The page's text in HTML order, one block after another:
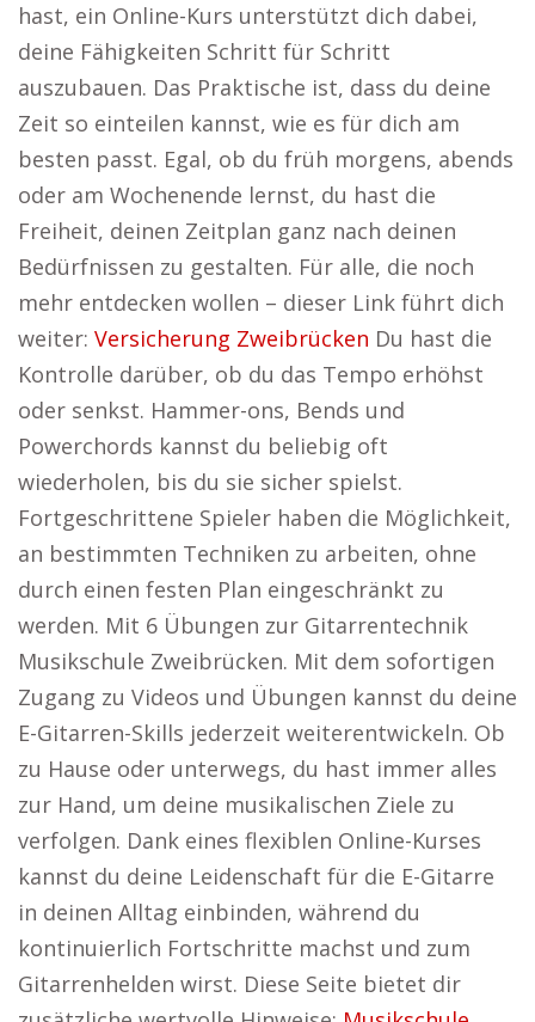
hast, ein Online-Kurs unterstützt dich dabei,
deine Fähigkeiten Schritt für Schritt
auszubauen. Das Praktische ist, dass du deine
Zeit so einteilen kannst, wie es für dich am
besten passt. Egal, ob du früh morgens, abends
oder am Wochenende lernst, du hast die
Freiheit, deinen Zeitplan ganz nach deinen
Bedürfnissen zu gestalten. Für alle, die noch
mehr entdecken wollen – dieser Link führt dich
weiter: Versicherung Zweibrücken Du hast die
Kontrolle darüber, ob du das Tempo erhöhst
oder senkst. Hammer-ons, Bends und
Powerchords kannst du beliebig oft
wiederholen, bis du sie sicher spielst.
Fortgeschrittene Spieler haben die Möglichkeit,
an bestimmten Techniken zu arbeiten, ohne
durch einen festen Plan eingeschränkt zu
werden. Mit 6 Übungen zur Gitarrentechnik
Musikschule Zweibrücken. Mit dem sofortigen
Zugang zu Videos und Übungen kannst du deine
E-Gitarren-Skills jederzeit weiterentwickeln. Ob
zu Hause oder unterwegs, du hast immer alles
zur Hand, um deine musikalischen Ziele zu
verfolgen. Dank eines flexiblen Online-Kurses
kannst du deine Leidenschaft für die E-Gitarre
in deinen Alltag einbinden, während du
kontinuierlich Fortschritte machst und zum
Gitarrenhelden wirst. Diese Seite bietet dir